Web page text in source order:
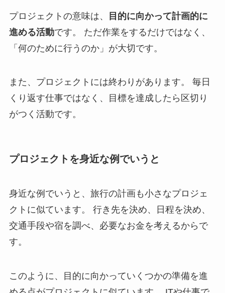
プロジェクトの意味は、
目的に向かって計画的に
進める活動です。 ただ作業をするだけではなく、
「何のために行うのか」が大切です。
また、プロジェクトには終わりがあります。 毎日
くり返す仕事ではなく、目標を達成したら区切り
がつく活動です。
プロジェクトを身近な例でいうと
身近な例でいうと、旅行の計画も小さなプロジェ
クトに似ています。 行き先を決め、日程を決め、
交通手段や宿を調べ、必要なお金を考えるからで
す。
このように、目的に向かっていくつかの準備を進